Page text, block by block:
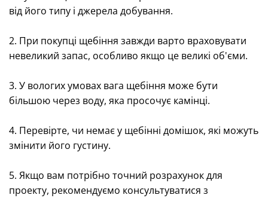
від його типу і джерела добування.
2. При покупці щебіння завжди варто враховувати
невеликий запас, особливо якщо це великі об'єми.
3. У вологих умовах вага щебіння може бути
більшою через воду, яка просочує камінці.
4. Перевірте, чи немає у щебінні домішок, які можуть
змінити його густину.
5. Якщо вам потрібно точний розрахунок для
проекту, рекомендуємо консультуватися з